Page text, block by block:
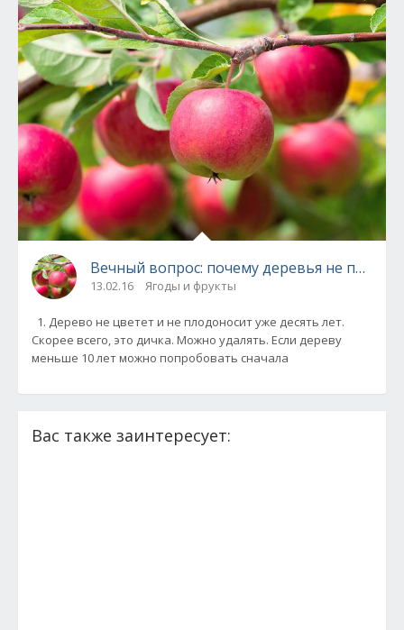
Вечный вопрос: почему деревья не
13.02.16 Ягоды и фрукты
1. Дерево не цветет и не плодоносит уже десять лет.
Скорее всего, это дичка. Можно удалять. Если дереву
меньше 10 лет можно попробовать сначала
Вас также заинтересует: